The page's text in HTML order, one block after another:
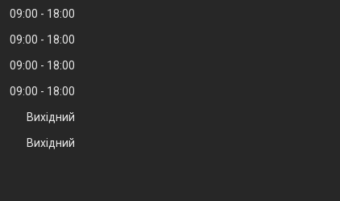
09:00
18:00
09:00
18:00
09:00
18:00
09:00
18:00
Вихідний
Вихідний